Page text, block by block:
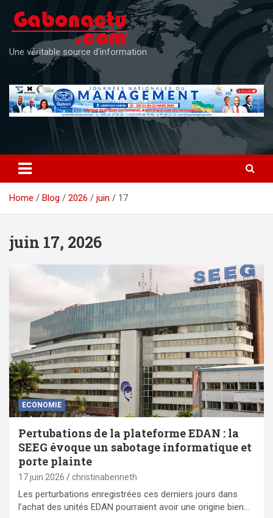
content
Une véritable source d'information
Home Blog 2026 juin 17
juin 17, 2026
ECONOMIE
Pertubations de la plateforme EDAN : la
SEEG évoque un sabotage informatique et
porte plainte
17 juin 2026 christinabenneth
Les perturbations enregistrées ces derniers jours dans
l’achat des unités EDAN pourraient avoir une origine bien…